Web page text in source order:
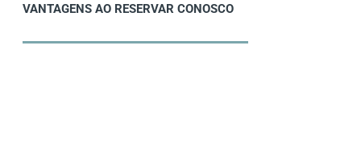
VANTAGENS AO RESERVAR CONOSCO